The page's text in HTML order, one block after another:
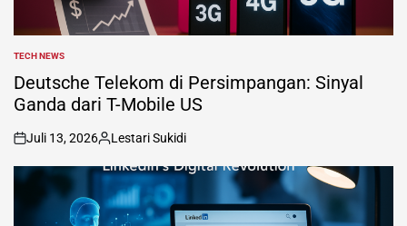
POSTED
IN
TECH NEWS
Deutsche Telekom di Persimpangan: Sinyal
Ganda dari T-Mobile US
on
Juli 13, 2026
Posted
by
Lestari Sukidi